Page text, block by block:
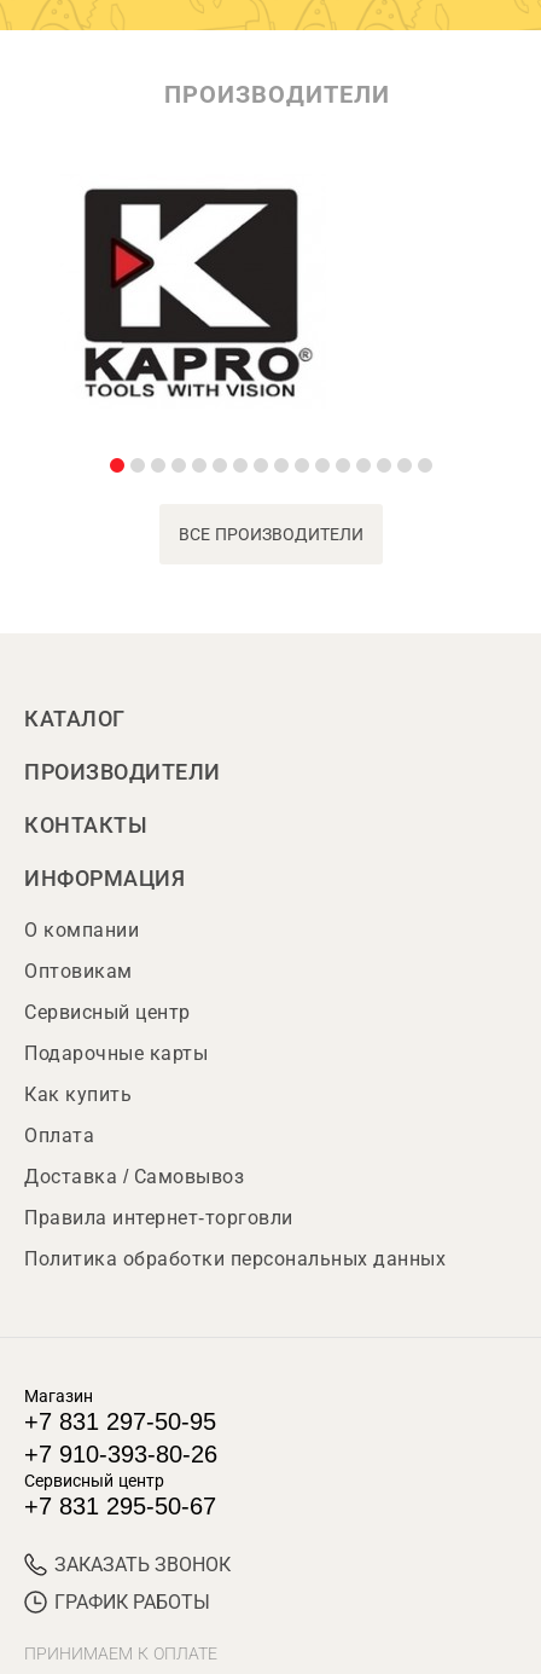
ПРОИЗВОДИТЕЛИ
ВСЕ ПРОИЗВОДИТЕЛИ
КАТАЛОГ
ПРОИЗВОДИТЕЛИ
КОНТАКТЫ
ИНФОРМАЦИЯ
О компании
Оптовикам
Сервисный центр
Подарочные карты
Как купить
Оплата
Доставка / Самовывоз
Правила интернет-торговли
Политика обработки персональных данных
Магазин
+7 831 297-50-95
+7 910-393-80-26
Сервисный центр
+7 831 295-50-67
ЗАКАЗАТЬ ЗВОНОК
ГРАФИК РАБОТЫ
ПРИНИМАЕМ К ОПЛАТЕ